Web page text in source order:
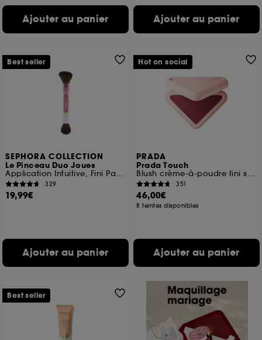
Ajouter au panier Ajouter au panier
SEPHORA COLLECTION
Le Pinceau Duo Joues
Application Intuitive, Fini Parfait
329
19,99€
Ajouter au panier
Best seller
PRADA
Prada Touch
Blush crème-à-poudre fini soft-mat effet bonne mine
351
46,00€
8 teintes disponibles
Ajouter au panier
Hot on social
Best seller